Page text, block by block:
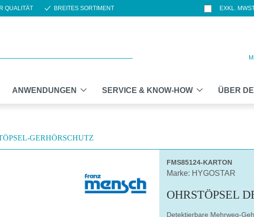
QUALITÄT BREITES SORTIMENT EXKL.
ANWENDUNGEN SERVICE & KNOW-HOW ÜBER
GERHÖRSCHUTZ
FMS85124-KARTON
Marke: HYGOSTAR
OHRSTÖPSEL
Detektierbare Mehrweg-